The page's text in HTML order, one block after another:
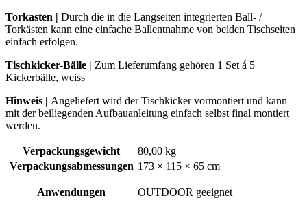
Torkasten | Durch die in die Langseiten integrierten Ball- /
Torkästen kann eine einfache Ballentnahme von beiden Tischseiten
einfach erfolgen.
Tischkicker-Bälle | Zum Lieferumfang gehören 1 Set á 5
Kickerbälle, weiss
Hinweis | Angeliefert wird der Tischkicker vormontiert und kann
mit der beiliegenden Aufbauanleitung einfach selbst final montiert
werden.
Verpackungsgewicht
80,00 kg
Verpackungsabmessungen 173 × 115 × 65 cm
Anwendungen OUTDOOR geeignet